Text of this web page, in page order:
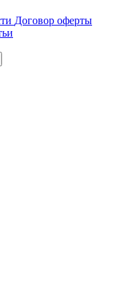
Договор оферты